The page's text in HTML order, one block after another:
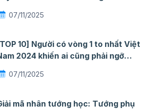
07/11/2025
10] Người có vòng 1 to nhất Việt
2024 khiến ai cũng phải ngỡ
mê đắm
07/11/2025
mã nhân tướng học: Tướng phụ